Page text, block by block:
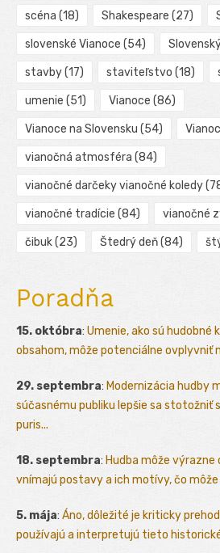
scéna (18) Shakespeare (27)
slovenské Vianoce (54)
stavby(17) staviteľstvo (18)
umenie (51) Vianoce (86)
Vianoce na Slovensku (54)
vianočná atmosféra (84)
vianočné darčeky vianočné koledy
vianočné tradície (84) vianočné
čibuk(23) Štedrý deň(84)
Poradňa
15. októbra: Umenie, ako sú hudobné
obsahom, môže potenciálne ovplyvniť
29. septembra: Modernizácia hudby
súčasnému publiku lepšie sa stotožniť
puris...
18. septembra: Hudba môže
vnímajú postavy a ich motívy, čo môže
5. mája: Áno, dôležité je kriticky
používajú a interpretujú tieto